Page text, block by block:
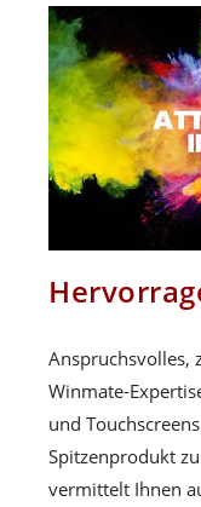
Anspruchsvolles,
Winmate-
und
Spitzenprodukt
vermittelt Ihnen